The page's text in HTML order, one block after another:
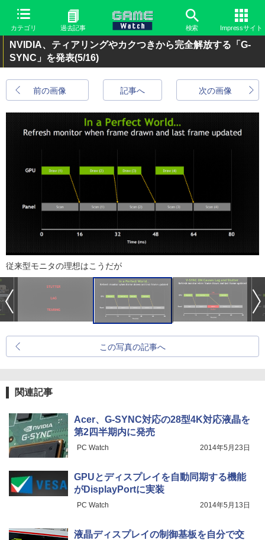
カテゴリ 過去記事 検索 Impressサイト
NVIDIA、ティアリングやカクつきから完全解放する「G-
SYNC」を発表(5/16)
前の画像 次の画像
記事へ
従来型モニタの理想はこうだが
この写真の記事へ
関連記事
Acer、G-SYNC対応の28型4K対応液晶を
第2四半期内に発売
PC Watch 2014年5月23日
GPUとディスプレイを自動同期する機能
がDisplayPortに実装
PC Watch 2014年5月13日
液晶ディスプレイの制御基板を自分で交